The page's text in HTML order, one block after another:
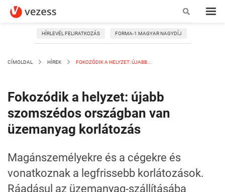
HÍRLEVÉL FELIRATKOZÁS FORMA-1 MAGYAR NAGYDÍJ
CÍMOLDAL HÍREK FOKOZÓDIK A HELYZET: ÚJABB...
Fokozódik a helyzet: újabb
szomszédos országban van
üzemanyag korlátozás
Magánszemélyekre és a cégekre és
vonatkoznak a legfrissebb korlátozások.
Ráadásul az üzemanyag-szállításába